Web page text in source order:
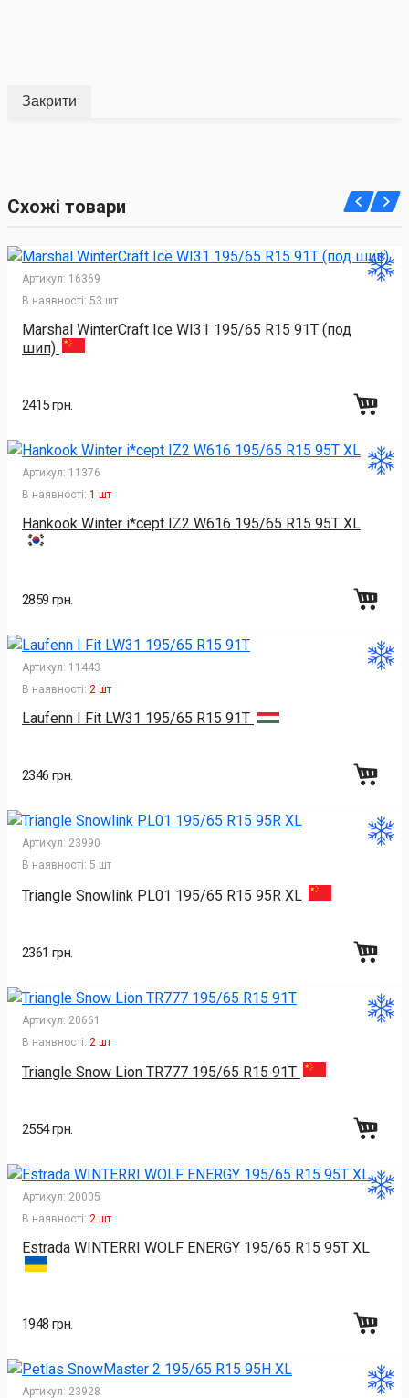
Закрити
Схожі товари
Артикул: 16369
В наявності: 53 шт
Marshal WinterCraft Ice WI31 195/65 R15 91T (под
шип)
2415 грн.
Артикул: 11376
В наявності: 1 шт
Hankook Winter i*cept IZ2 W616 195/65 R15 95T XL
2859 грн.
Артикул: 11443
В наявності: 2 шт
Laufenn I Fit LW31 195/65 R15 91T
2346 грн.
Артикул: 23990
В наявності: 5 шт
Triangle Snowlink PL01 195/65 R15 95R XL
2361 грн.
Артикул: 20661
В наявності: 2 шт
Triangle Snow Lion TR777 195/65 R15 91T
2554 грн.
Артикул: 20005
В наявності: 2 шт
Estrada WINTERRI WOLF ENERGY 195/65 R15 95T XL
1948 грн.
Артикул: 23928